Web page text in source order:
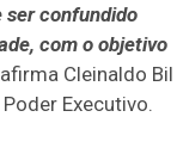
ser confundido
com o objetivo
afirma Cleinaldo Bil
Executivo.